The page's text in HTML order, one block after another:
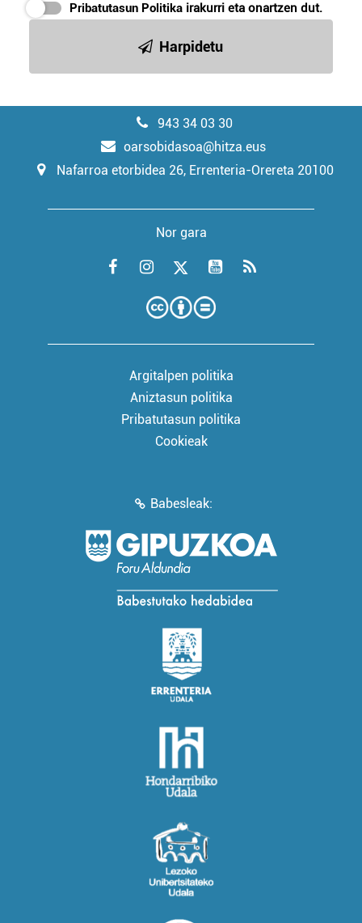
Pribatutasun Politika irakurri eta onartzen dut.
Harpidetu
943 34 03 30
oarsobidasoa@hitza.eus
Nafarroa etorbidea 26, Errenteria-Orereta 20100
Nor gara
Argitalpen politika
Aniztasun politika
Pribatutasun politika
Cookieak
Babesleak: